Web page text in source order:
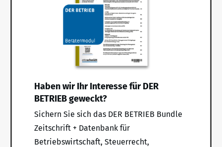
Haben wir Ihr Interesse für DER
BETRIEB geweckt?
Sichern Sie sich das DER BETRIEB Bundle
Zeitschrift + Datenbank für
Betriebswirtschaft, Steuerrecht,